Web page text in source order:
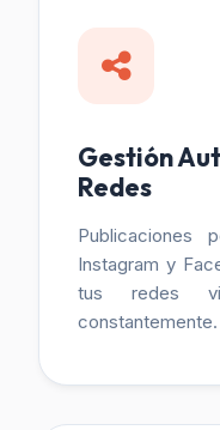
Gestión
Redes
Publicaciones
Instagram y
tus redes
constantemente.